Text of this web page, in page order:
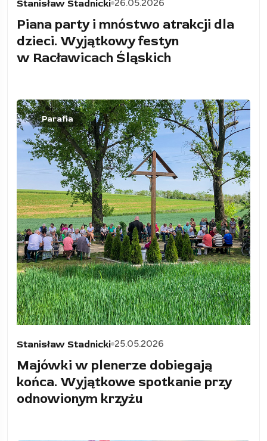
Stanisław Stadnicki 26.05.2026
Piana party i mnóstwo atrakcji dla
dzieci. Wyjątkowy festyn
w Racławicach Śląskich
Parafia
Stanisław Stadnicki 25.05.2026
Majówki w plenerze dobiegają
końca. Wyjątkowe spotkanie przy
odnowionym krzyżu